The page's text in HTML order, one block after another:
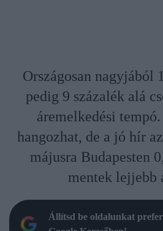
Országosan nagyjából
pedig 9 százalék alá
áremelkedési
hangozhat, de a jó hír
májusra Budapesten
mentek lejjebb
Állítsd be oldalunkat